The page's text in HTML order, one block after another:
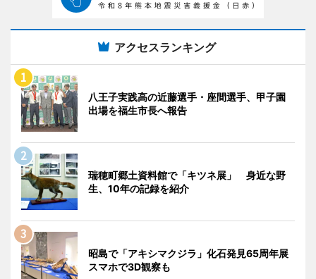
アクセスランキング
八王子実践高の近藤選手・座間選手、甲子園
出場を福生市長へ報告
瑞穂町郷土資料館で「キツネ展」 身近な野
生、10年の記録を紹介
昭島で「アキシマクジラ」化石発見65周年展
スマホで3D観察も